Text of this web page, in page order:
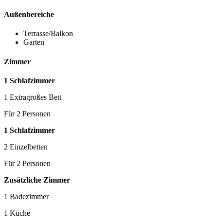
Außenbereiche
Terrasse/Balkon
Garten
Zimmer
1 Schlafzimmer
1 Extragroßes Bett
Für 2 Personen
1 Schlafzimmer
2 Einzelbetten
Für 2 Personen
Zusätzliche Zimmer
1 Badezimmer
1 Küche